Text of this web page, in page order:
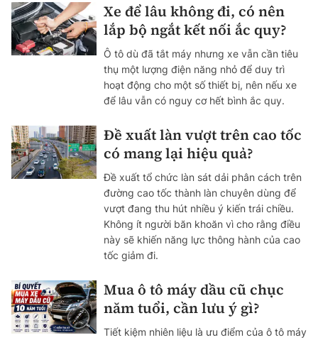
Xe để lâu không đi, có nên
lắp bộ ngắt kết nối ắc quy?
Ô tô dù đã tắt máy nhưng xe vẫn cần tiêu
thụ một lượng điện năng nhỏ để duy trì
hoạt động cho một số thiết bị, nên nếu xe
để lâu vẫn có nguy cơ hết bình ắc quy.
Đề xuất làn vượt trên cao tốc
có mang lại hiệu quả?
Đề xuất tổ chức làn sát dải phân cách trên
đường cao tốc thành làn chuyên dùng để
vượt đang thu hút nhiều ý kiến trái chiều.
Không ít người băn khoăn vì cho rằng điều
này sẽ khiến năng lực thông hành của cao
tốc giảm đi.
Mua ô tô máy dầu cũ chục
năm tuổi, cần lưu ý gì?
Tiết kiệm nhiên liệu là ưu điểm của ô tô máy